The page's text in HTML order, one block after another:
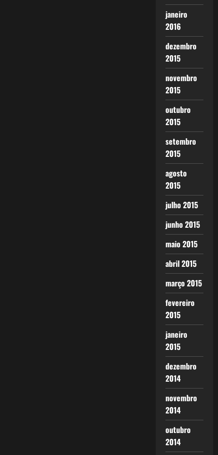
janeiro
2016
dezembro
2015
novembro
2015
outubro
2015
setembro
2015
agosto
2015
julho 2015
junho 2015
maio 2015
abril 2015
março 2015
fevereiro
2015
janeiro
2015
dezembro
2014
novembro
2014
outubro
2014